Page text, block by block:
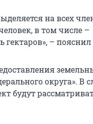
на всех
в том числе –
гектаров», –
округа». В
будут